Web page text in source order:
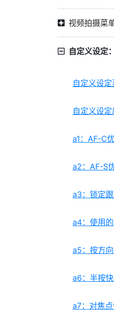
视频拍摄菜
自定义设定
自定义设
自定义设定
a1：AF-C
a2：AF-S
a3：锁定
a4：使用
a5：按方
a6：半按
a7：对焦